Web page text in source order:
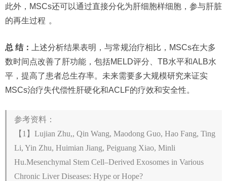
此外，MSCs还可以通过直接分化为肝细胞样细胞，参与肝脏
的再生过程 。
总 结：
上述分析结果表明，与常规治疗相比，MSCs在大多
数时间点改善了肝功能，包括MELD评分、TB水平和ALB水
平，提高了患者总生存率。未来需要多大规模研究来证实
MSCs治疗失代偿性肝硬化和ACLF的疗效和安全性。
参考资料：
【1】Lujian Zhu,, Qin Wang, Maodong Guo, Hao Fang, Ting
Li, Yin Zhu, Huimian Jiang, Peiguang Xiao, Minli
Hu.Mesenchymal Stem Cell–Derived Exosomes in Various
Chronic Liver Diseases: Hype or Hope?